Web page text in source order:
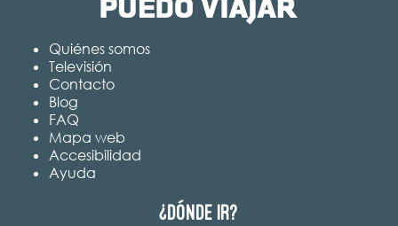
Quiénes somos
Televisión
Contacto
Blog
FAQ
Mapa web
Accesibilidad
Ayuda
¿Dónde ir?